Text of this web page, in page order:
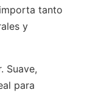
tanto
y
Suave,
para